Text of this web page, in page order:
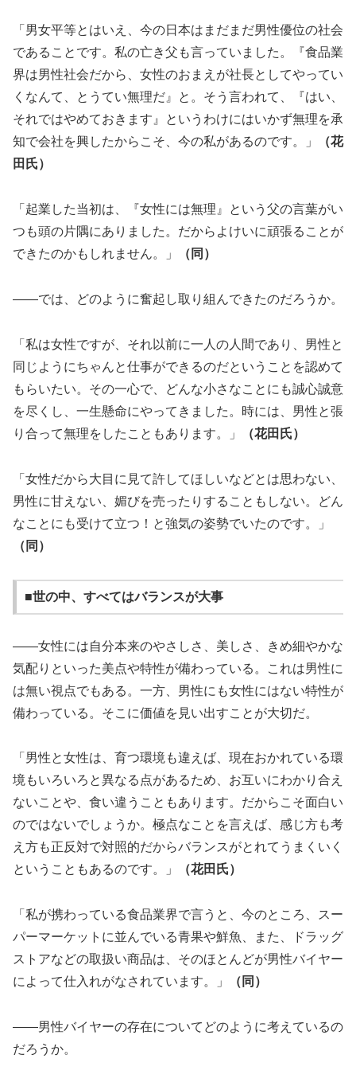
「男女平等とはいえ、今の日本はまだまだ男性優位の社会
であることです。私の亡き父も言っていました。『食品業
界は男性社会だから、女性のおまえが社長としてやってい
くなんて、とうてい無理だ』と。そう言われて、『はい、
それではやめておきます』というわけにはいかず無理を承
知で会社を興したからこそ、今の私があるのです。」
（花
田氏）
「起業した当初は、『女性には無理』という父の言葉がい
つも頭の片隅にありました。だからよけいに頑張ることが
できたのかもしれません。」
（同）
――では、どのように奮起し取り組んできたのだろうか。
「私は女性ですが、それ以前に一人の人間であり、男性と
同じようにちゃんと仕事ができるのだということを認めて
もらいたい。その一心で、どんな小さなことにも誠心誠意
を尽くし、一生懸命にやってきました。時には、男性と張
り合って無理をしたこともあります。」
（花田氏）
「女性だから大目に見て許してほしいなどとは思わない、
男性に甘えない、媚びを売ったりすることもしない。どん
なことにも受けて立つ！と強気の姿勢でいたのです。」
（同）
■世の中、すべてはバランスが大事
――女性には自分本来のやさしさ、美しさ、きめ細やかな
気配りといった美点や特性が備わっている。これは男性に
は無い視点でもある。一方、男性にも女性にはない特性が
備わっている。そこに価値を見い出すことが大切だ。
「男性と女性は、育つ環境も違えば、現在おかれている環
境もいろいろと異なる点があるため、お互いにわかり合え
ないことや、食い違うこともあります。だからこそ面白い
のではないでしょうか。極点なことを言えば、感じ方も考
え方も正反対で対照的だからバランスがとれてうまくいく
ということもあるのです。」
（花田氏）
「私が携わっている食品業界で言うと、今のところ、スー
パーマーケットに並んでいる青果や鮮魚、また、ドラッグ
ストアなどの取扱い商品は、そのほとんどが男性バイヤー
によって仕入れがなされています。」
（同）
――男性バイヤーの存在についてどのように考えているの
だろうか。